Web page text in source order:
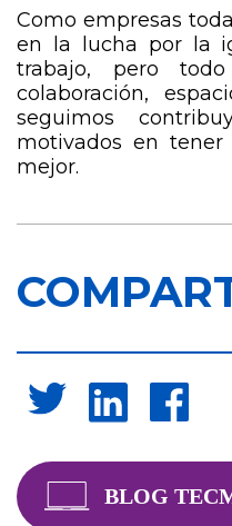
Como empresas
en la lucha por la
trabajo, pero
colaboración,
seguimos
motivados en
mejor.